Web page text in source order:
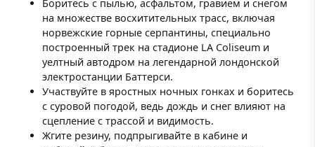
Боритесь с пылью, асфальтом, гравием и снегом
на множестве восхитительных трасс, включая
норвежские горные серпантины, специально
построенный трек на стадионе LA Coliseum и
уелтный автодром на легендарной лондонской
электростанции Баттерси.
Участвуйте в яростных ночных гонках и боритесь
с суровой погодой, ведь дождь и снег влияют на
сцепление с трассой и видимость.
Жгите резину, подпрыгивайте в кабине и